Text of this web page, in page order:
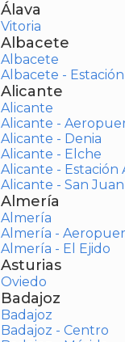
Álava
Vitoria
Albacete
Albacete
Albacete -
Alicante
Alicante
Alicante -
Alicante - Denia
Alicante - Elche
Alicante - Estación
Alicante - San Juan
Almería
Almería
Almería -
Almería - El Ejido
Asturias
Oviedo
Badajoz
Badajoz
Badajoz - Centro